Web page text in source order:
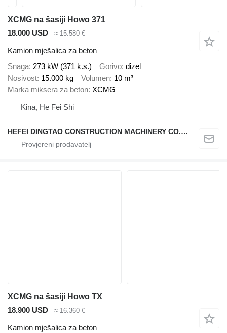
XCMG na šasiji Howo 371
18.000 USD
≈ 15.580 €
Kamion mješalica za beton
Snaga 273 kW (371 k.s.) Gorivo dizel
Nosivost 15.000 kg Volumen 10 m³
Marka miksera za beton XCMG
Kina, He Fei Shi
HEFEI DINGTAO CONSTRUCTION MACHINERY CO., LIMITED
XCMG na šasiji Howo TX
18.900 USD
≈ 16.360 €
Kamion mješalica za beton